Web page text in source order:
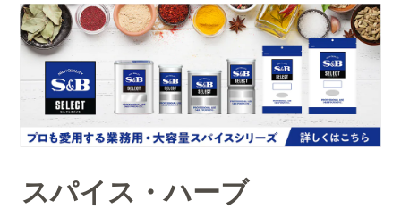
スパイス・ハーブ